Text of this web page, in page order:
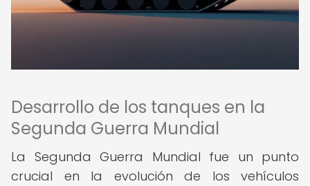
Desarrollo de los tanques en la
Segunda Guerra Mundial
La Segunda Guerra Mundial fue un punto
crucial en la evolución de los vehículos